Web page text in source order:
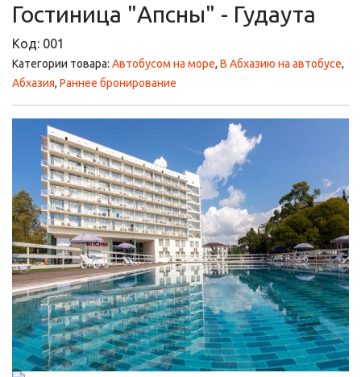
Гостиница "Апсны" - Гудаута
Код: 001
Категории товара: Автобусом на море, В Абхазию на автобусе,
Абхазия, Раннее бронирование